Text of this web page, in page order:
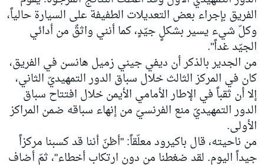
الفريق بإجراء بعض التعديلات الطفيفة على السيارة حالياً،
وكلّ شيء يسير بشكلٍ جيّدٍ، كما أنني واثقٌ من أدائي
الجيّد غداً".
من الجدير بالذكر أن ديفي جيني زميل هانسن في الفريق،
كان في المركز الثالث خلال سباق الدور التمهيديّ الثاني،
إلا أن ثقباً في الإطار الأمامي الأيمن خلال افتتاح سباق
الدور التمهيديّ منع الفرنسيّ من إنهاء سباقه ضمن المراكز
الأولى.
من ناحيته، قال باكيرود معلّقاً: "أظنّ أننا قد كسبنا مركزاً
جيداً اليوم. لقد ضغطنا من دون ارتكاب أخطاء"، ثمّ أضاف